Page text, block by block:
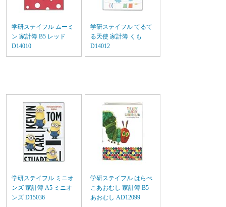
学研ステイフル ムーミ
ン 家計簿 B5 レッド
D14010
学研ステイフル てるて
る天使 家計簿 くも
D14012
学研ステイフル ミニオ
ンズ 家計簿 A5 ミニオ
ンズ D15036
学研ステイフル はらぺ
こあおむし 家計簿 B5
あおむし AD12099